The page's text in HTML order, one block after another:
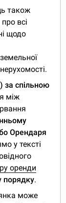
також
всі
щодо
за спільною
між
Орендаря
у тексті
оренди
порядку.
може